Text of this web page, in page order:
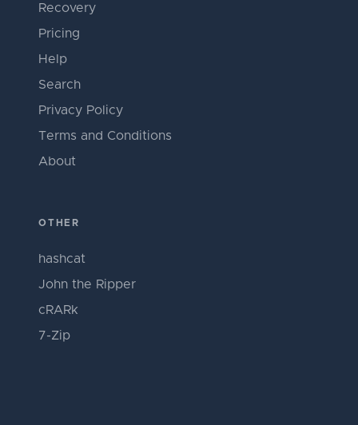
Recovery
Pricing
Help
Search
Privacy Policy
Terms and Conditions
About
OTHER
hashcat
John the Ripper
cRARk
7-Zip